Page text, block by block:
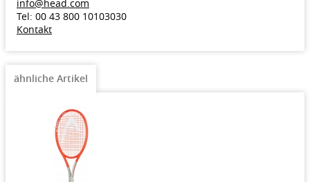
Zielgruppe: Turnierspieler, Clubspieler
info@head.com
Tel: 00 43 800 10103030
Kontakt
ähnliche Artikel